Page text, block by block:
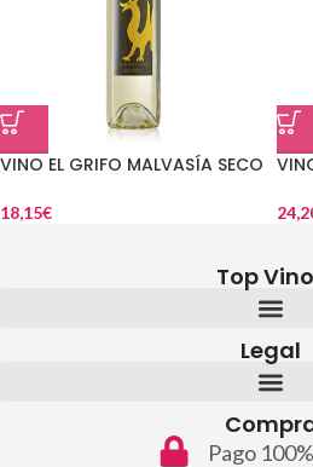
VINO EL GRIFO MALVASÍA SECO
18,15€
Top
Legal
Pago